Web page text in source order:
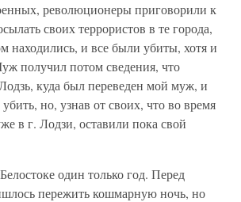
революционеры приговорили к
своих террористов в те города,
находились, и все были убиты, хотя и
получил потом сведения, что
куда был переведен мой муж, и
но, узнав от своих, что во время
в г. Лодзи, оставили пока свой
один только год. Перед
пережить кошмарную ночь, но